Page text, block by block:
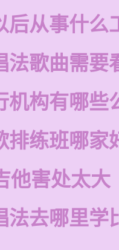
后从事什么
法歌曲需要
机构有哪些
排练班哪家
他害处太大
法去哪里学